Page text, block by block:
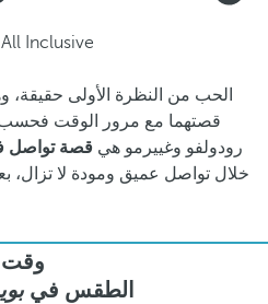
Inclusive
الحب من النظرة الأولى حقيقة،
قصتهما مع مرور الوقت فحسب،
رودولفو وغييرمو هي قصة تواصل
وقت
الطقس في